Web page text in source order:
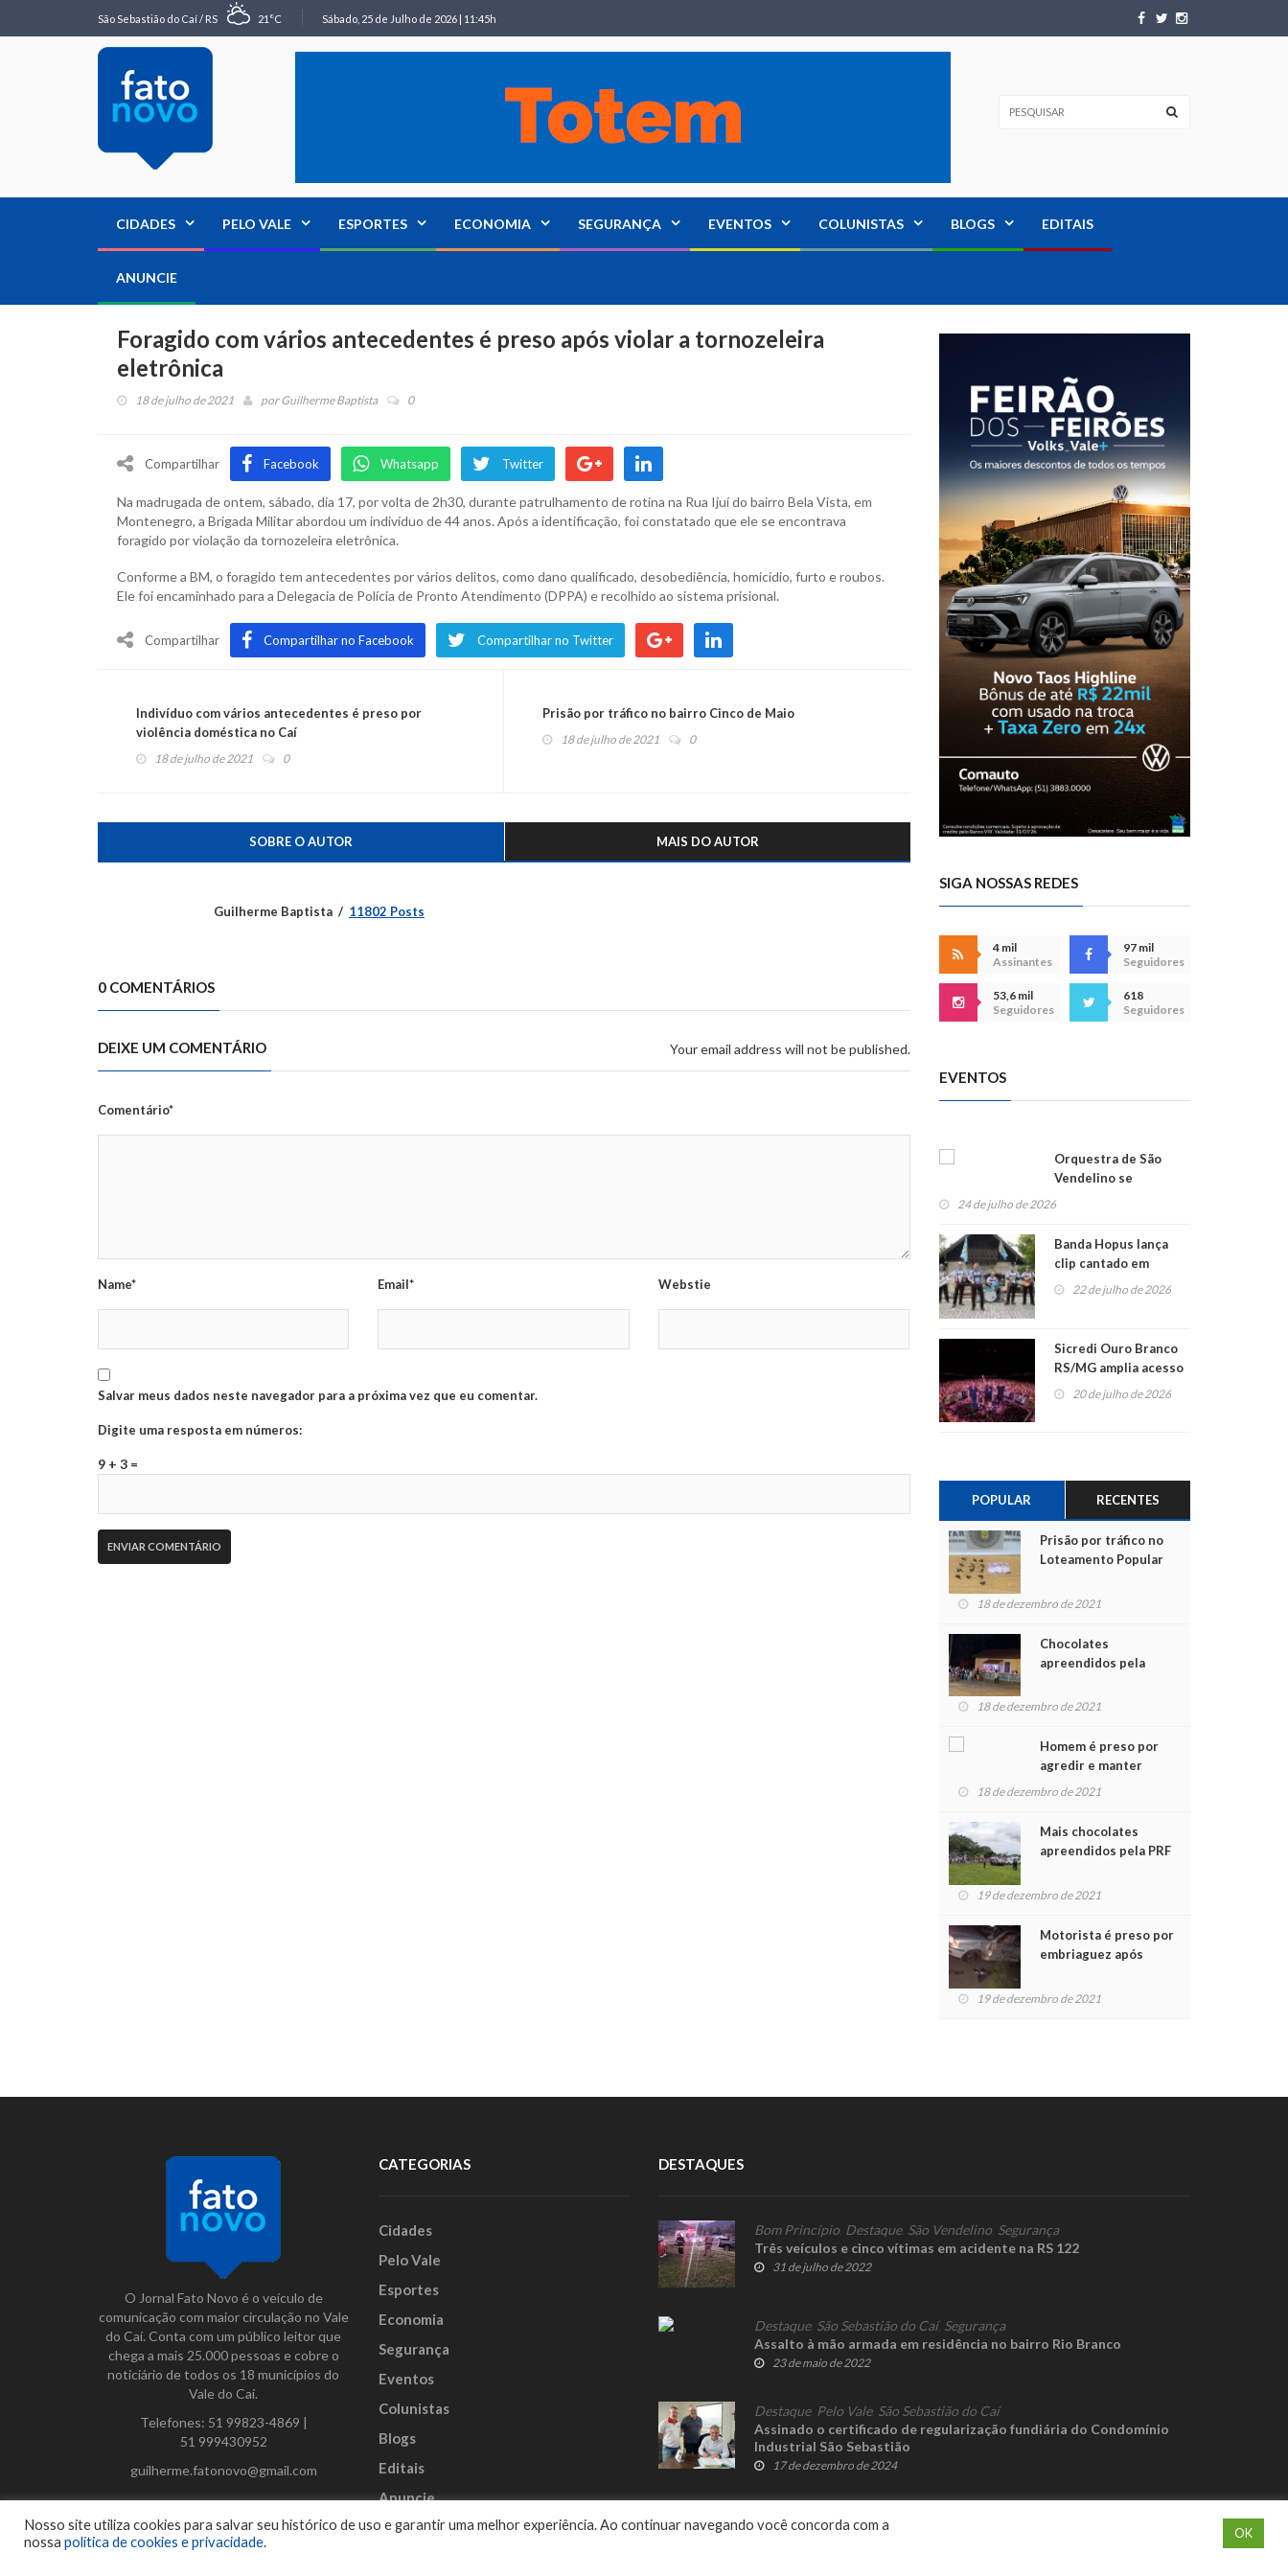
São Sebastião do Caí / RS 21°C Sábado, 25 de Julho de 2026 | 11:45h
CIDADES PELO VALE ESPORTES ECONOMIA SEGURANÇA EVENTOS COLUNISTAS BLOGS EDITAIS
ANUNCIE
Foragido com vários antecedentes é preso após violar a tornozeleira
eletrônica
18 de julho de 2021 porGuilherme Baptista 0
Compartilhar Facebook Whatsapp Twitter
Na madrugada de ontem, sábado, dia 17, por volta de 2h30, durante patrulhamento de rotina na Rua Ijuí do bairro Bela Vista, em
Montenegro, a Brigada Militar abordou um indivíduo de 44 anos. Após a identificação, foi constatado que ele se encontrava
foragido por violação da tornozeleira eletrônica.
Conforme a BM, o foragido tem antecedentes por vários delitos, como dano qualificado, desobediência, homicídio, furto e roubos.
Ele foi encaminhado para a Delegacia de Polícia de Pronto Atendimento (DPPA) e recolhido ao sistema prisional.
Compartilhar Compartilhar no Facebook Compartilhar no Twitter
Indivíduo com vários antecedentes é preso por
violência doméstica no Caí
18 de julho de 2021 0
Prisão por tráfico no bairro Cinco de Maio
18 de julho de 2021 0
SOBRE O AUTOR MAIS DO AUTOR
Guilherme Baptista 11802 Posts
0 COMENTÁRIOS
DEIXE UM COMENTÁRIO Your email address will not be published.
Comentário*
Name* Email* Webstie
Salvar meus dados neste navegador para a próxima vez que eu comentar.
Digite uma resposta em números:
9 + 3 =
SIGA NOSSAS REDES
4 mil
Assinantes
97 mil
Seguidores
53,6 mil
Seguidores
618
Seguidores
EVENTOS
Orquestra de São
Vendelino se
apresenta na
24 de julho de 2026
Banda Hopus lança
clip cantado em
alemão e inglês
22 de julho de 2026
Sicredi Ouro Branco
RS/MG amplia acesso
ao show dos 45 anos
para mais associados
20 de julho de 2026
POPULAR RECENTES
Prisão por tráfico no
Loteamento Popular
18 de dezembro de 2021
Chocolates
apreendidos pela
para crianças na
18 de dezembro de 2021
Homem é preso por
agredir e manter
mulher em cárcere
18 de dezembro de 2021
Mais chocolates
apreendidos pela PRF
crianças no Natal
19 de dezembro de 2021
Motorista é preso por
embriaguez após
feridos
19 de dezembro de 2021
O Jornal Fato Novo é o veículo de
comunicação com maior circulação no Vale
do Caí. Conta com um público leitor que
chega a mais 25.000 pessoas e cobre o
noticiário de todos os 18 municípios do
Vale do Caí.
Telefones: 51 99823-4869 |
51 999430952
guilherme.fatonovo@gmail.com
Facebook
Instagram
Twitter
CATEGORIAS
Cidades
Pelo Vale
Esportes
Economia
Segurança
Eventos
Colunistas
Blogs
Editais
Anuncie
DESTAQUES
Bom Princípio Destaque, São Vendelino Segurança
Três veículos e cinco vítimas em acidente na RS 122
31 de julho de 2022
Destaque, São Sebastião do Caí, Segurança
Assalto à mão armada em residência no bairro Rio Branco
23 de maio de 2022
Destaque, Pelo Vale, São Sebastião do Caí
Assinado o certificado de regularização fundiária do Condomínio
Industrial São Sebastião
17 de dezembro de 2024
Nosso site utiliza cookies para salvar seu histórico de uso e garantir uma melhor experiência. Ao continuar navegando você concorda com a
nossa política de cookies e privacidade.
OK